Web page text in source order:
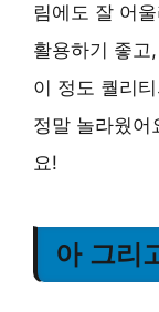
림에도 잘 어
활용하기 좋고
이 정도 퀄리
정말 놀라웠어
요!
아 그리